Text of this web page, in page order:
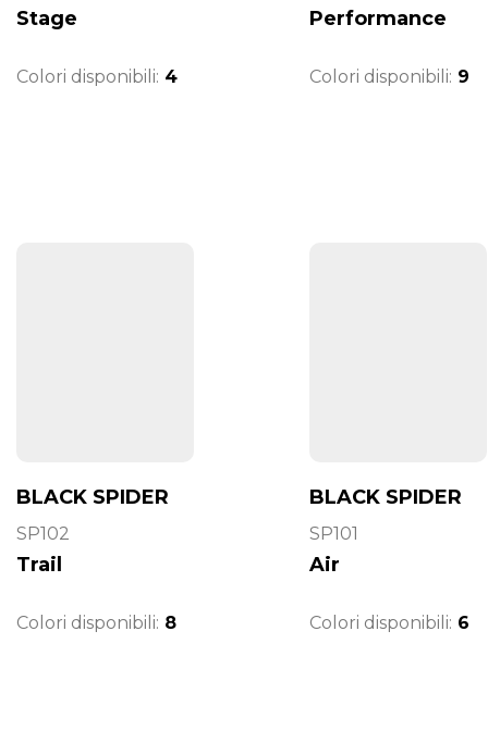
Stage
Colori disponibili: 4
Performance
Colori disponibili: 9
BLACK SPIDER
SP102
Trail
Colori disponibili: 8
BLACK SPIDER
SP101
Air
Colori disponibili: 6